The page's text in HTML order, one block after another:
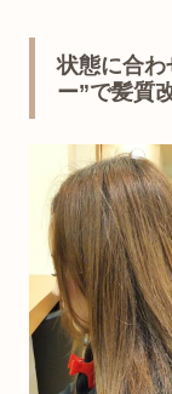
状態に合わ
ー”で髪質